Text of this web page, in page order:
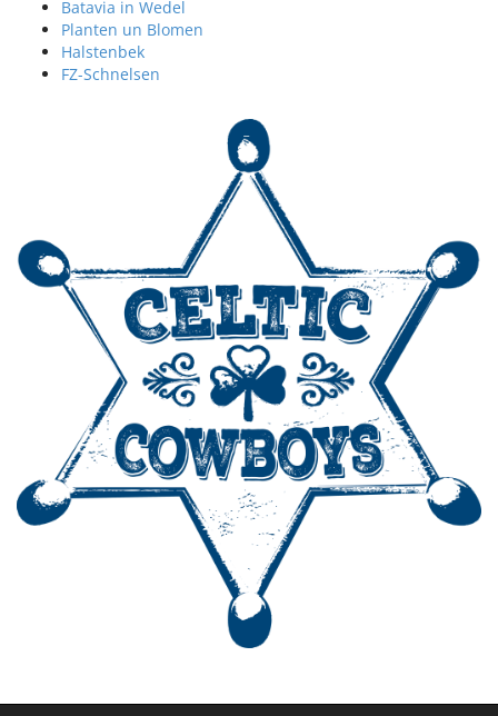
Batavia in Wedel
Planten un Blomen
Halstenbek
FZ-Schnelsen